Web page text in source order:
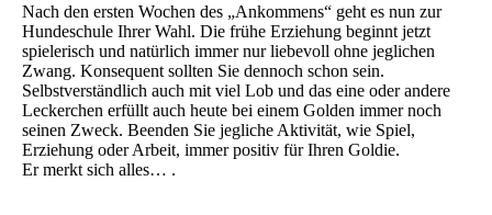
Nach den ersten Wochen des „Ankommens“ geht es nun zur
Hundeschule Ihrer Wahl. Die frühe Erziehung beginnt jetzt
spielerisch und natürlich immer nur liebevoll ohne jeglichen
Zwang. Konsequent sollten Sie dennoch schon sein.
Selbstverständlich auch mit viel Lob und das eine oder andere
Leckerchen erfüllt auch heute bei einem Golden immer noch
seinen Zweck. Beenden Sie jegliche Aktivität, wie Spiel,
Erziehung oder Arbeit, immer positiv für Ihren Goldie.
Er merkt sich alles… .